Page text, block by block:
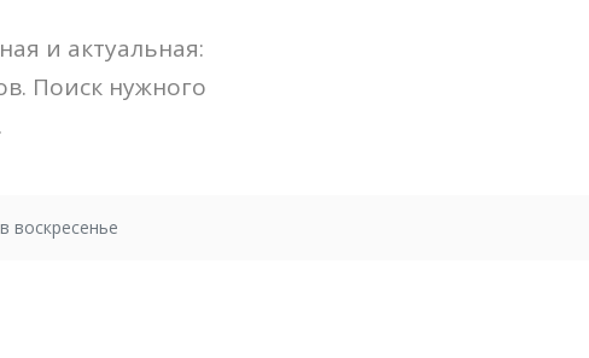
и актуальная:
Поиск нужного
в воскресенье